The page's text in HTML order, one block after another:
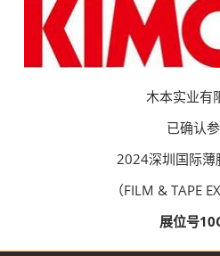
木本实业有
已确认
2024深圳国际薄
（FILM & TAPE
展位号